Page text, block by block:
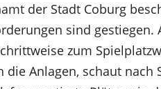
der Stadt Coburg
sind gestiegen.
zum
Anlagen, schaut nach